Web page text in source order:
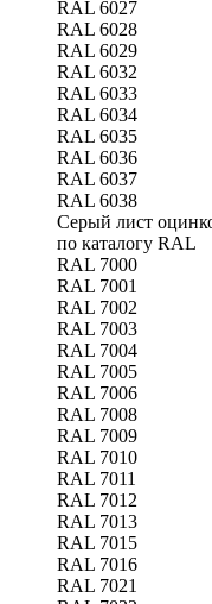
RAL 6027
RAL 6028
RAL 6029
RAL 6032
RAL 6033
RAL 6034
RAL 6035
RAL 6036
RAL 6037
RAL 6038
Серый лист
по каталогу RAL
RAL 7000
RAL 7001
RAL 7002
RAL 7003
RAL 7004
RAL 7005
RAL 7006
RAL 7008
RAL 7009
RAL 7010
RAL 7011
RAL 7012
RAL 7013
RAL 7015
RAL 7016
RAL 7021